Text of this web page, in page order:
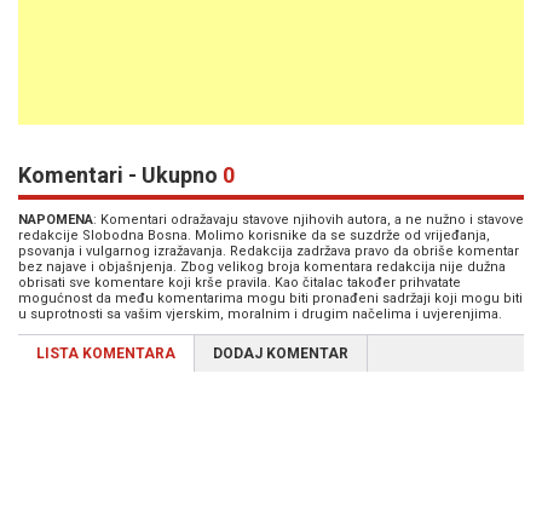
Komentari - Ukupno 0
NAPOMENA: Komentari odražavaju stavove njihovih autora, a ne nužno i stavove
redakcije Slobodna Bosna. Molimo korisnike da se suzdrže od vrijeđanja,
psovanja i vulgarnog izražavanja. Redakcija zadržava pravo da obriše komentar
bez najave i objašnjenja. Zbog velikog broja komentara redakcija nije dužna
obrisati sve komentare koji krše pravila. Kao čitalac također prihvatate
mogućnost da među komentarima mogu biti pronađeni sadržaji koji mogu biti
u suprotnosti sa vašim vjerskim, moralnim i drugim načelima i uvjerenjima.
LISTA KOMENTARA DODAJ KOMENTAR